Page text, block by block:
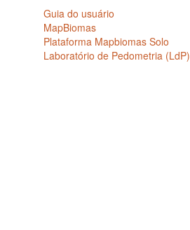
Guia do usuário
MapBiomas
Plataforma Mapbiomas Solo
Laboratório de Pedometria (LdP)